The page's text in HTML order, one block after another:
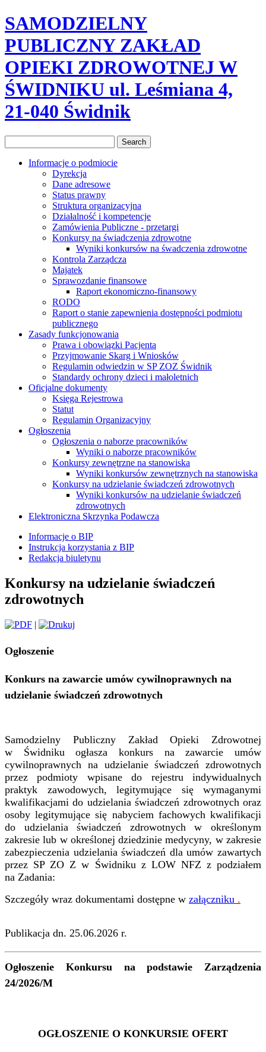
SAMODZIELNY
PUBLICZNY ZAKŁAD
OPIEKI ZDROWOTNEJ W
ŚWIDNIKU ul. Leśmiana 4,
21-040 Świdnik
Informacje o podmiocie
Dyrekcja
Dane adresowe
Status prawny
Struktura organizacyjna
Działalność i kompetencje
Zamówienia Publiczne - przetargi
Konkursy na świadczenia zdrowotne
Wyniki konkursów na śwadczenia zdrowotne
Kontrola Zarządcza
Majatek
Sprawozdanie finansowe
Raport ekonomiczno-finansowy
RODO
Raport o stanie zapewnienia dostępności podmiotu
publicznego
Zasady funkcjonowania
Prawa i obowiązki Pacjenta
Przyjmowanie Skarg i Wniosków
Regulamin odwiedzin w SP ZOZ Świdnik
Standardy ochrony dzieci i małoletnich
Oficjalne dokumenty
Księga Rejestrowa
Statut
Regulamin Organizacyjny
Ogłoszenia
Ogłoszenia o naborze pracowników
Wyniki o naborze pracowników
Konkursy zewnętrzne na stanowiska
Wyniki konkursów zewnętrznych na stanowiska
Konkursy na udzielanie świadczeń zdrowotnych
Wyniki konkursów na udzielanie świadczeń
zdrowotnych
Elektroniczna Skrzynka Podawcza
Informacje o BIP
Instrukcja korzystania z BIP
Redakcja biuletynu
Konkursy na udzielanie świadczeń
zdrowotnych
|
Ogłoszenie
Konkurs na zawarcie umów cywilnoprawnych na
udzielanie świadczeń zdrowotnych
Samodzielny Publiczny Zakład Opieki Zdrowotnej
w Świdniku ogłasza konkurs na zawarcie umów
cywilnoprawnych na udzielanie świadczeń zdrowotnych
przez podmioty wpisane do rejestru indywidualnych
praktyk zawodowych, legitymujące się wymaganymi
kwalifikacjami do udzielania świadczeń zdrowotnych oraz
osoby legitymujące się nabyciem fachowych kwalifikacji
do udzielania świadczeń zdrowotnych w określonym
zakresie lub w określonej dziedzinie medycyny, w zakresie
zabezpieczenia udzielania świadczeń dla umów zawartych
przez SP ZO Z w Świdniku z LOW NFZ z podziałem
na Zadania:
Szczegóły wraz dokumentami dostępne w załączniku .
Publikacja dn. 25.06.2026 r.
Ogłoszenie Konkursu na podstawie Zarządzenia
24/2026/M
OGŁOSZENIE O KONKURSIE OFERT